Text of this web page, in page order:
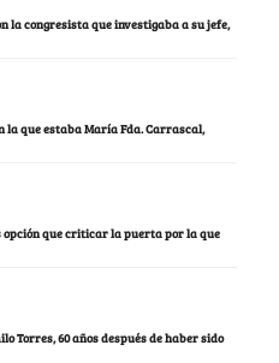
la congresista que investigaba a su jefe,
la que estaba María Fda. Carrascal,
opción que criticar la puerta por la que
Torres, 60 años después de haber sido